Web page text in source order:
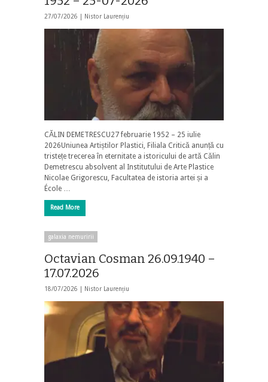
27/07/2026 | Nistor Laurențiu
CĂLIN DEMETRESCU27 februarie 1952 – 25 iulie
2026Uniunea Artiștilor Plastici, Filiala Critică anunță cu
tristețe trecerea în eternitate a istoricului de artă Călin
Demetrescu absolvent al Institutului de Arte Plastice
Nicolae Grigorescu, Facultatea de istoria artei și a
École …
Read More
galaxia nemuririi
Octavian Cosman 26.09.1940 –
17.07.2026
18/07/2026 | Nistor Laurențiu